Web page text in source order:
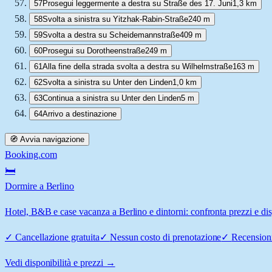
57Prosegui leggermente a destra su Straße des 17. Juni1,3 km
58Svolta a sinistra su Yitzhak-Rabin-Straße240 m
59Svolta a destra su Scheidemannstraße409 m
60Prosegui su Dorotheenstraße249 m
61Alla fine della strada svolta a destra su Wilhelmstraße163 m
62Svolta a sinistra su Unter den Linden1,0 km
63Continua a sinistra su Unter den Linden5 m
64Arrivo a destinazione
🧭 Avvia navigazione
Booking.com
🛏️
Dormire a Berlino
Hotel, B&B e case vacanza a Berlino e dintorni: confronta prezzi e
✓ Cancellazione gratuita✓ Nessun costo di prenotazione✓
Vedi disponibilità e prezzi →